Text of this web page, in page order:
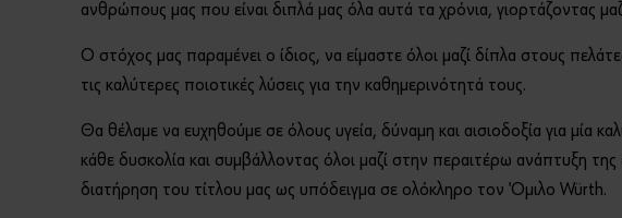
ανθρώπους μας που είναι διπλά μας όλα αυτά τα χρόνια, γιορτάζοντας
Ο στόχος μας παραμένει ο ίδιος, να είμαστε όλοι μαζί δίπλα στους
τις καλύτερες ποιοτικές λύσεις για την καθημερινότητά τους.
Θα θέλαμε να ευχηθούμε σε όλους υγεία, δύναμη και αισιοδοξία για μία
κάθε δυσκολία και συμβάλλοντας όλοι μαζί στην περαιτέρω ανάπτυξη της
διατήρηση του τίτλου μας ως υπόδειγμα σε ολόκληρο τον Όμιλο Würth.